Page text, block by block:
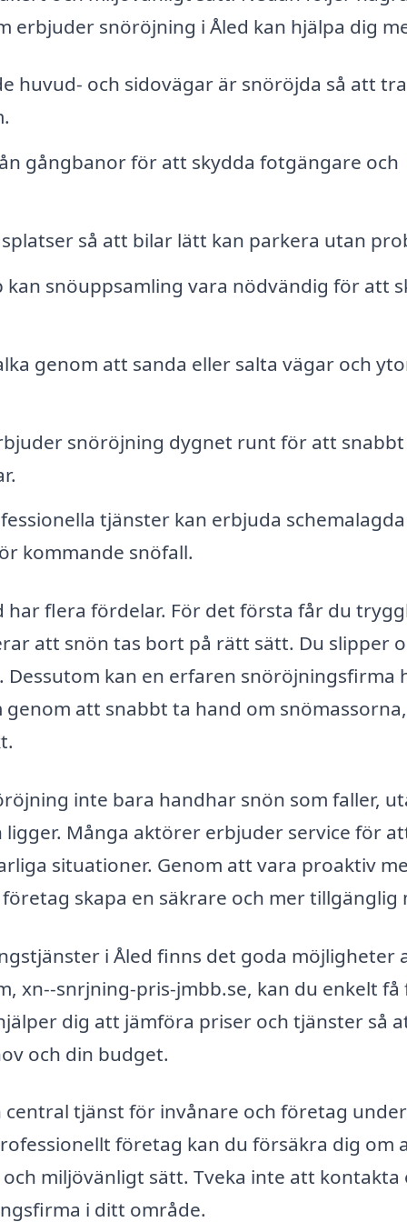
erbjuder snöröjning i Åled kan hjälpa dig
huvud- och sidovägar är snöröjda så att
gångbanor för att skydda fotgängare och
så att bilar lätt kan parkera utan
snöuppsamling vara nödvändig för att
genom att sanda eller salta vägar och
snöröjning dygnet runt för att snabbt
tjänster kan erbjuda schemalagda
kommande snöfall.
flera fördelar. För det första får du
att snön tas bort på rätt sätt. Du slipper
kan en erfaren snöröjningsfirma
att snabbt ta hand om snömassorna,
inte bara handhar snön som faller,
Många aktörer erbjuder service för
situationer. Genom att vara proaktiv
skapa en säkrare och mer tillgänglig
i Åled finns det goda möjligheter
xn--snrjning-pris-jmbb.se, kan du enkelt få
dig att jämföra priser och tjänster så
och din budget.
tjänst för invånare och företag under
företag kan du försäkra dig om
miljövänligt sätt. Tveka inte att kontakta
i ditt område.